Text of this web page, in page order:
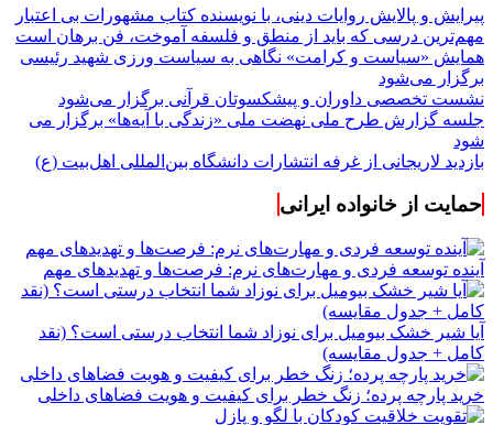
پیرایش و پالایش روایات دینی، با نویسنده کتاب مشهورات بی اعتبار
مهم‌ترین درسی که باید از منطق و فلسفه آموخت، فن برهان است
همایش «سیاست و کرامت» نگاهی به سیاست ورزی شهید رئیسی
برگزار می‌شود
نشست تخصصی داوران و پیشکسوتان قرآنی برگزار می‌شود
جلسه گزارش طرح ملی نهضت ملی «زندگی با آیه‌ها» برگزار می
شود
بازدید لاریجانی از غرفه انتشارات دانشگاه بین‌المللی اهل‌بیت (ع)
حمایت از خانواده ایرانی
آینده توسعه فردی و مهارت‌های نرم: فرصت‌ها و تهدیدهای مهم
آیا شیر خشک بیومیل برای نوزاد شما انتخاب درستی است؟ (نقد
کامل + جدول مقایسه)
خرید پارچه پرده؛ زنگ خطر برای کیفیت و هویت فضاهای داخلی